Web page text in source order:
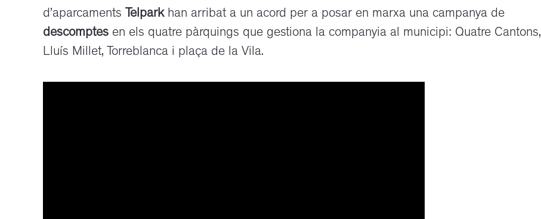
d’aparcaments Telparkhan arribat a un acord per a posar en marxa una campanya de
descomptes en els quatre pàrquings que gestiona la companyia al municipi: Quatre Cantons,
Lluís Millet, Torreblanca i plaça de la Vila.